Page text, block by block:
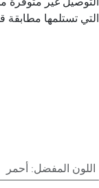
التي تستلمها مطابقة
اللون المفضل: أحمر